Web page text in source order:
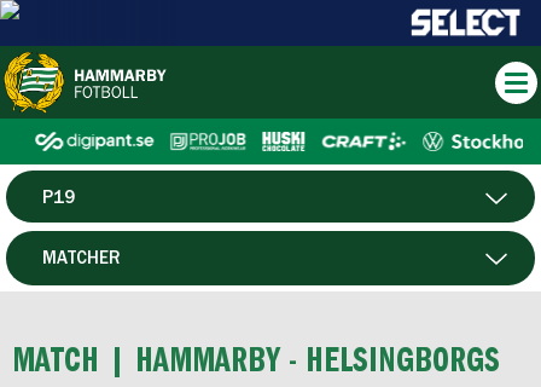
HERR
P19
MATCHER
MATCH |
HAMMARBY - HELSINGBORGS